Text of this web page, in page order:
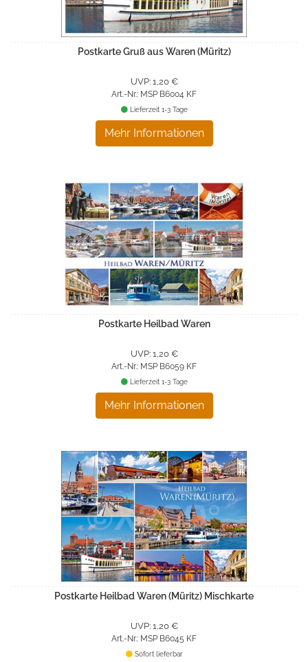
Postkarte Gruß aus Waren (Müritz)
UVP: 1,20 €
Art.-Nr.: MSP B6004 KF
Mehr Informationen
Lieferzeit 1-3 Tage
Postkarte Heilbad Waren
UVP: 1,20 €
Art.-Nr.: MSP B6059 KF
Mehr Informationen
Lieferzeit 1-3 Tage
Postkarte Heilbad Waren (Müritz) Mischkarte
UVP: 1,20 €
Art.-Nr.: MSP B6045 KF
Sofort lieferbar